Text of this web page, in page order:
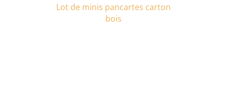
Lot de minis pancartes carton
bois